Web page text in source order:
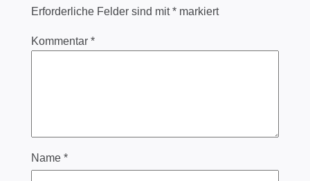
Erforderliche Felder sind mit*markiert
Kommentar *
Name *